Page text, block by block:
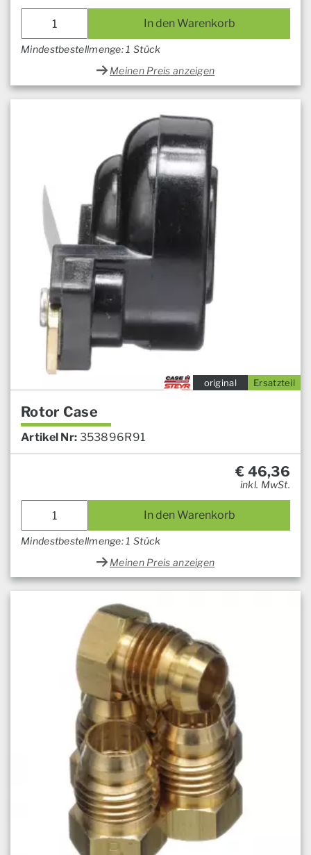
In den Warenkorb
Mindestbestellmenge: 1 Stück
Meinen Preis anzeigen
Ersatzteil
original
Rotor Case
Artikel Nr: 353896R91
€ 46,36
inkl. MwSt.
In den Warenkorb
Mindestbestellmenge: 1 Stück
Meinen Preis anzeigen